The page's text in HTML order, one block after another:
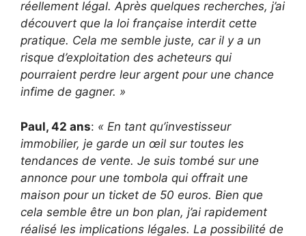
réellement légal. Après quelques recherches, j’ai
découvert que la loi française interdit cette
pratique. Cela me semble juste, car il y a un
risque d’exploitation des acheteurs qui
pourraient perdre leur argent pour une chance
infime de gagner. »
Paul, 42 ans: « En tant qu’investisseur
immobilier, je garde un œil sur toutes les
tendances de vente. Je suis tombé sur une
annonce pour une tombola qui offrait une
maison pour un ticket de 50 euros. Bien que
cela semble être un bon plan, j’ai rapidement
réalisé les implications légales. La possibilité de